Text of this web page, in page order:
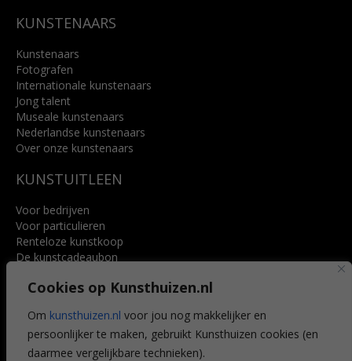
Cookies op Kunsthuizen.nl
Om kunsthuizen.nl voor jou nog makkelijker en
persoonlijker te maken, gebruikt Kunsthuizen cookies (en
daarmee vergelijkbare technieken).
KUNSTENAARS
Kunstenaars
Fotografen
Internationale kunstenaars
Jong talent
Museale kunstenaars
Nederlandse kunstenaars
Over onze kunstenaars
KUNSTUITLEEN
Voor bedrijven
Voor particulieren
Renteloze kunstkoop
De kunstcadeaubon
Voordelen
Veelgestelde vragen
CONTACT